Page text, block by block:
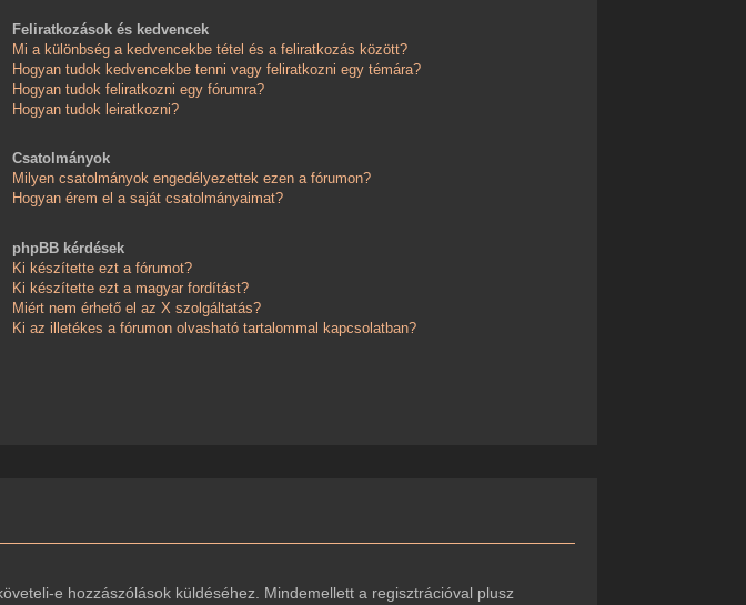
Feliratkozások és kedvencek
Mi a különbség a kedvencekbe tétel és a feliratkozás között?
Hogyan tudok kedvencekbe tenni vagy feliratkozni egy témára?
Hogyan tudok feliratkozni egy fórumra?
Hogyan tudok leiratkozni?
Csatolmányok
Milyen csatolmányok engedélyezettek ezen a fórumon?
Hogyan érem el a saját csatolmányaimat?
phpBB kérdések
Ki készítette ezt a fórumot?
Ki készítette ezt a magyar fordítást?
Miért nem érhető el az X szolgáltatás?
Ki az illetékes a fórumon olvasható tartalommal kapcsolatban?
e hozzászólások küldéséhez. Mindemellett a regisztrációval plusz